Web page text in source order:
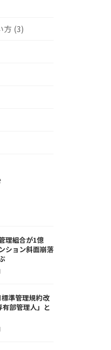
方 (3)
理組合が1億
ション斜面崩落
準管理規約改
部管理人」と